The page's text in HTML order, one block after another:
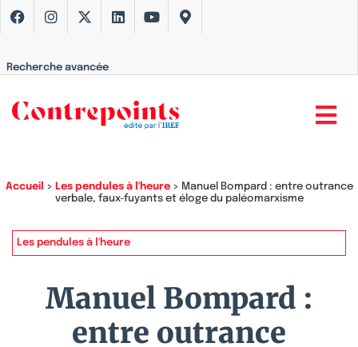
Recherche avancée
Accueil > Les pendules à l'heure> Manuel Bompard : entre outrance
verbale, faux-fuyants et éloge du paléomarxisme
Les pendules à l'heure
Manuel Bompard :
entre outrance